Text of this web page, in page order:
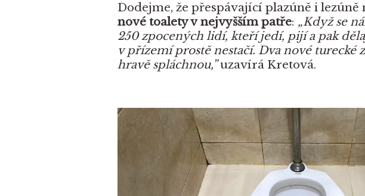
Dodejme, že přespávající plazúně i lezúně
nové toalety v nejvyšším patře: „Když se
250 zpocených lidí, kteří jedí, pijí a pak
v přízemí prostě nestačí. Dva nové turecké
hravě spláchnou,”uzavírá Kretová.